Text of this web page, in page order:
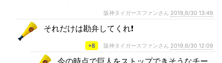
阪神タイガースファンさん 2019,6/30 13:49
それだけは勘弁してくれ❗️
+8 阪神タイガースファンさん 2019,6/30 12:09